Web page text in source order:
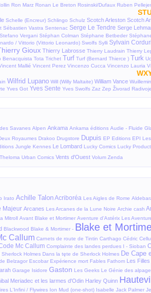
Ron Marz Ronan Le Breton Rosinski/Dufaux Ruben
Schelle (Encreur) Schlingo Schulz Scotch Arleston Scotch
Sébastien Vastra Sentenac Serge Le Tendre Serge
Stefano Vergani Stéphan Colman Stéphane Betbeder
/ Vittorio (Vittorio Leonardo) Swolfs Sylli Sylvain
Gioux Thierry Labrosse Thierry Laudrain Thierry
Benacquista Tota Trichet Turf Turf (Bernard Thierce ) Turk
Mallié Vincent Perez Vincenzo Cucca Vincenzo Lauria
Wilfrid Lupano Will (Willy Maltaite) William Vance Wuillemin
Yves Got Yves Sente Yves Swolfs Zaz Zep Živorad
Savanes Alpen Ankama Ankama éditions Audie - Fluide
Royaumes Drakoo Drugstore Dupuis EP Editions EPI
Jungle Kennes Le Lombard Lucky Comics Lucky
Theloma Urban Comics Vents d'Ouest Volum Zenda
Irato Achille TalonAcriboréa Les Aigles de Rome
Majeur Arcanes Les Arcanes de la Lune Noire Archie cash
Mitroll Avant Blake et Mortimer Aventure d'Astérix Les
Blackwood Blake & Mortimer - Blake et
Callum Carnets de route de Tintin Carthago Cédric
Mc Callum Complainte des landes perdues I - Sioban
Holmes Dans la tęte de Sherlock Holmes De Cape
Belzagor Escobar Expérience mort Fables Fathom Les
Garage Isidore Gaston Les Geeks Le Génie des
Meriadec et les larmes d'Odin Harley Quinn
L'Infini / Flywires Ion Mud (one-shot) Isabelle Jack Palmer